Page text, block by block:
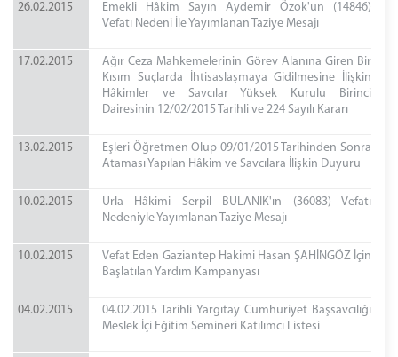
26.02.2015
Emekli Hâkim Sayın Aydemir Özok'un (14846)
Vefatı Nedeni İle Yayımlanan Taziye Mesajı
17.02.2015
Ağır Ceza Mahkemelerinin Görev Alanına Giren Bir
Kısım Suçlarda İhtisaslaşmaya Gidilmesine İlişkin
Hâkimler ve Savcılar Yüksek Kurulu Birinci
Dairesinin 12/02/2015 Tarihli ve 224 Sayılı Kararı
13.02.2015
Eşleri Öğretmen Olup 09/01/2015 Tarihinden Sonra
Ataması Yapılan Hâkim ve Savcılara İlişkin Duyuru
10.02.2015
Urla Hâkimi Serpil BULANIK'ın (36083) Vefatı
Nedeniyle Yayımlanan Taziye Mesajı
10.02.2015
Vefat Eden Gaziantep Hakimi Hasan ŞAHİNGÖZ İçin
Başlatılan Yardım Kampanyası
04.02.2015
04.02.2015 Tarihli Yargıtay Cumhuriyet Başsavcılığı
Meslek İçi Eğitim Semineri Katılımcı Listesi